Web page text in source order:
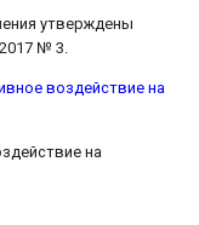
утверждены
№ 3.
воздействие на
на